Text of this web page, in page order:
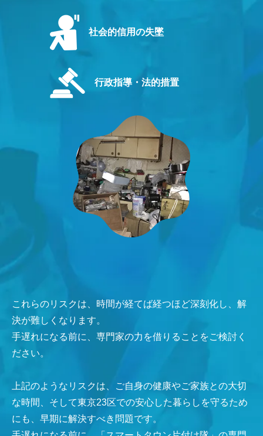
社会的信用の失墜
行政指導・法的措置
これらのリスクは、時間が経てば経つほど深刻化し、解
決が難しくなります。
手遅れになる前に、専門家の力を借りることをご検討く
ださい。
上記のようなリスクは、ご自身の健康やご家族との大切
な時間、そして東京23区での安心した暮らしを守るため
にも、早期に解決すべき問題です。